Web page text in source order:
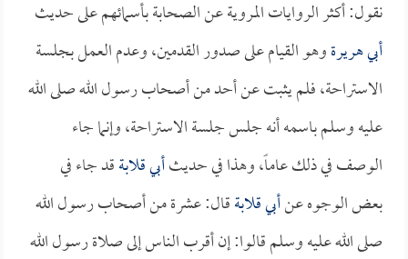
نقول: أكثر الروايات المروية عن الصحابة بأسمائهم على حديث
أبي هريرةوهو القيام على صدور القدمين، وعدم العمل بجلسة
الاستراحة، فلم يثبت عن أحد من أصحاب رسول الله صلى الله
عليه وسلم باسمه أنه جلس جلسة الاستراحة، وإنما جاء
الوصف في ذلك عاماً، وهذا في حديثأبي قلابةقد جاء في
بعض الوجوه عنأبي قلابةقال: عشرة من أصحاب رسول الله
صلى الله عليه وسلم قالوا: إن أقرب الناس إلى صلاة رسول الله